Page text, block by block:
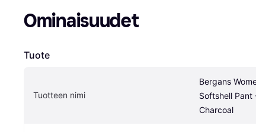
Ominaisuudet
Tuote
Tuotteen nimi
Bergans
Softshell Pant
Charcoal